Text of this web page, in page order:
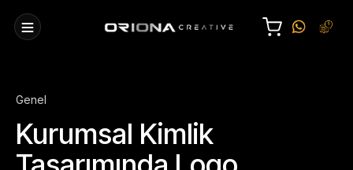
Genel
Kurumsal Kimlik